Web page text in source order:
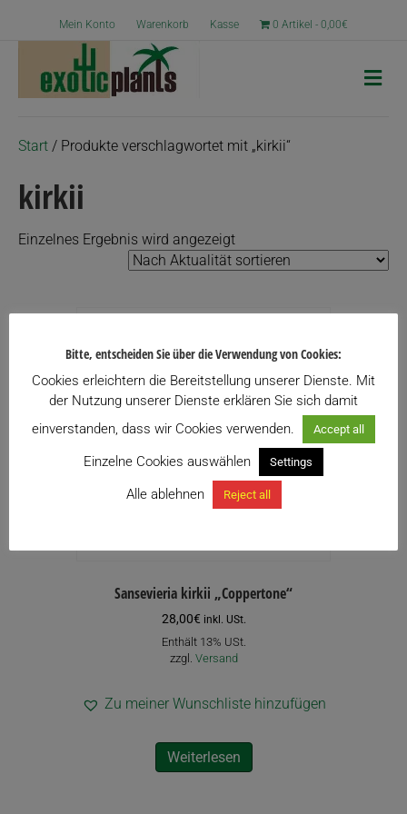
Mein Konto Warenkorb Kasse 0 Artikel 0,00€
N
a
Start / Produkte verschlagwortet mit „kirkii“
kirkii
Einzelnes Ergebnis wird angezeigt
Sansevieria kirkii „Coppertone“
28,00€ inkl. USt.
Enthält 13% USt.
zzgl. Versand
Zu meiner Wunschliste hinzufügen
Weiterlesen
Bitte, entscheiden Sie über die Verwendung von Cookies:
Cookies erleichtern die Bereitstellung unserer Dienste. Mit
der Nutzung unserer Dienste erklären Sie sich damit
einverstanden, dass wir Cookies verwenden.
Accept all
Einzelne Cookies auswählen Settings
Alle ablehnen Reject all